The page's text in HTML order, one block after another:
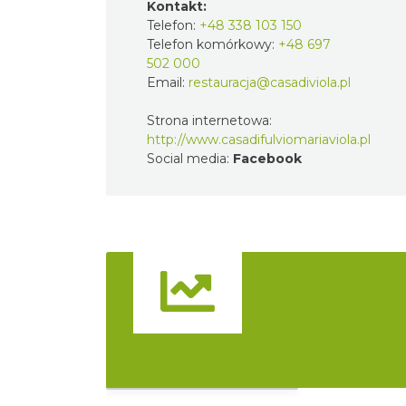
Kontakt:
Telefon:+48 338 103 150
Telefon komórkowy:+48
697 502 000
Email:
Strona internetowa:
http://www.casadifulviomariaviola.pl
Widok pełnoekranowy:
Atrakcje